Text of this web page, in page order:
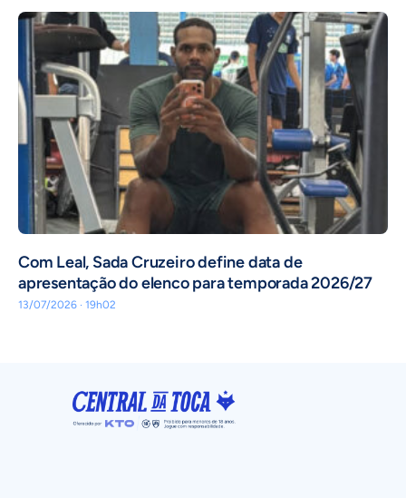
Com Leal, Sada Cruzeiro define data de
apresentação do elenco para temporada 2026/27
13/07/2026 · 19h02